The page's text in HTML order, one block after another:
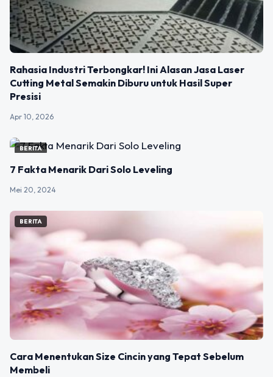
Rahasia Industri Terbongkar! Ini Alasan Jasa Laser
Cutting Metal Semakin Diburu untuk Hasil Super
Presisi
Apr 10, 2026
BERITA
7 Fakta Menarik Dari Solo Leveling
Mei 20, 2024
BERITA
Cara Menentukan Size Cincin yang Tepat Sebelum
Membeli